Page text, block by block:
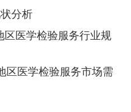
分析
医学检验服务行业规
医学检验服务市场需